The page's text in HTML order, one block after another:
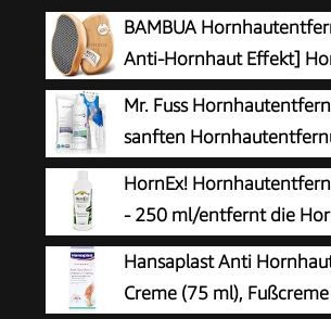
BAMBUA
Anti-Hornhaut Effekt]
Entfernen Fuß - Zur
schöne Füße - Effektives Nano Glas -
Professionelle Pediküre - Premium
Fußpflege (Schwarz)
Mr. Fuss
sanften
erweichende Lotion
Plus Pack. Fußpflege Pediküre Set
Schleifen mit Sofort-Effekt.
HornEx!
- 250 ml/entfernt die
Minuten
Hansaplast Anti
Creme (75 ml),